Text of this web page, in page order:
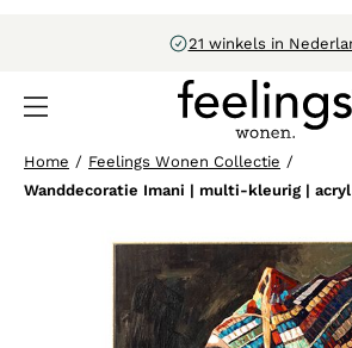
CBW-erkend
Home / Feelings Wonen Collectie /
Wanddecoratie Imani | multi-kleurig | acryl